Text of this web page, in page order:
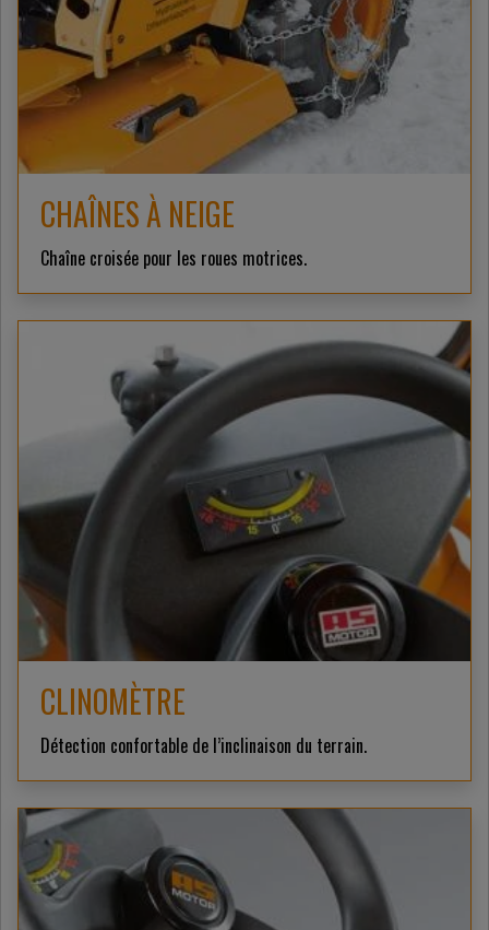
CHAÎNES À NEIGE
Chaîne croisée pour les roues motrices.
CLINOMÈTRE
Détection confortable de l’inclinaison du terrain.